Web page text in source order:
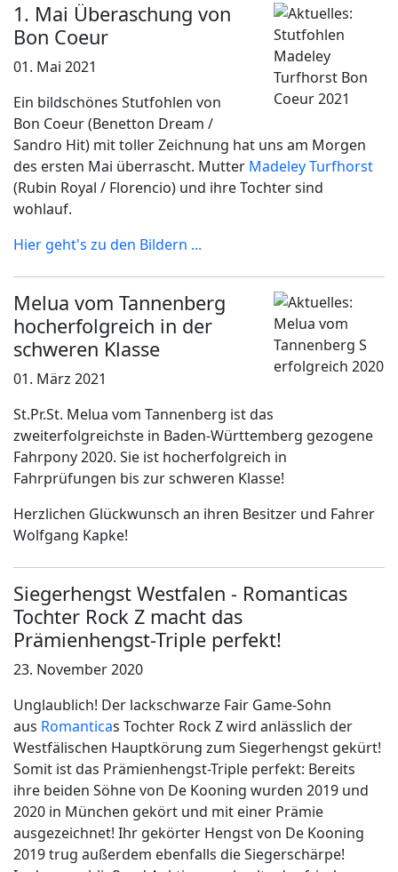
1. Mai Überaschung von
Bon Coeur
01. Mai 2021
Ein bildschönes Stutfohlen von
Bon Coeur (Benetton Dream /
Sandro Hit) mit toller Zeichnung hat uns am Morgen
des ersten Mai überrascht. Mutter Madeley Turfhorst
(Rubin Royal / Florencio) und ihre Tochter sind
wohlauf.
Hier geht's zu den Bildern ...
Melua vom Tannenberg
hocherfolgreich in der
schweren Klasse
01. März 2021
St.Pr.St. Melua vom Tannenberg ist das
zweiterfolgreichste in Baden-Württemberg gezogene
Fahrpony 2020. Sie ist hocherfolgreich in
Fahrprüfungen bis zur schweren Klasse!
Herzlichen Glückwunsch an ihren Besitzer und Fahrer
Wolfgang Kapke!
Siegerhengst Westfalen - Romanticas
Tochter Rock Z macht das
Prämienhengst-Triple perfekt!
23. November 2020
Unglaublich! Der lackschwarze Fair Game-Sohn
aus Romanticas Tochter Rock Z wird anlässlich der
Westfälischen Hauptkörung zum Siegerhengst gekürt!
Somit ist das Prämienhengst-Triple perfekt: Bereits
ihre beiden Söhne von De Kooning wurden 2019 und
2020 in München gekört und mit einer Prämie
ausgezeichnet! Ihr gekörter Hengst von De Kooning
2019 trug außerdem ebenfalls die Siegerschärpe!